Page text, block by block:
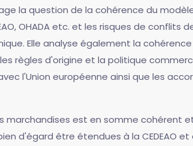
la question de la cohérence du
OHADA etc. et les risques de
Elle analyse également la
les règles d'origine et la politique
l'Union européenne ainsi que les
marchandises est en somme cohérent
d'égard être étendues à la CEDEAO et